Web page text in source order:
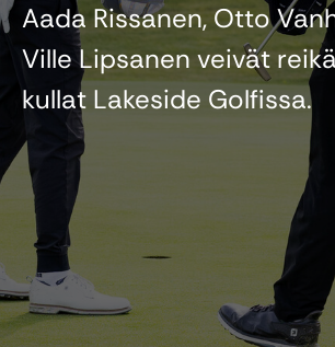
Aada Rissanen, Otto
Ville Lipsanen veivät
kullat Lakeside Golfissa.